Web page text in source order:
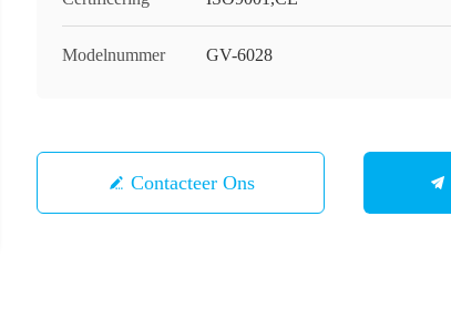
Modelnummer GV-6028
Contacteer Ons